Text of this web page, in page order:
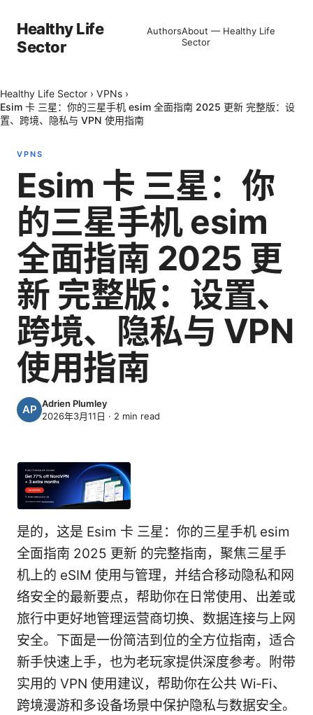
Healthy Life
Sector
AuthorsAbout — Healthy Life
Sector
Healthy Life Sector › VPNs ›
Esim 卡 三星：你的三星手机 esim 全面指南 2025 更新 完整版：设
置、跨境、隐私与 VPN 使用指南
VPNS
Esim 卡 三星：你
的三星手机 esim
全面指南 2025 更
新 完整版：设置、
跨境、隐私与 VPN
使用指南
Adrien Plumley
2026年3月11日 · 2 min read
是的，这是 Esim 卡 三星：你的三星手机 esim
全面指南 2025 更新 的完整指南，聚焦三星手
机上的 eSIM 使用与管理，并结合移动隐私和网
络安全的最新要点，帮助你在日常使用、出差或
旅行中更好地管理运营商切换、数据连接与上网
安全。下面是一份简洁到位的全方位指南，适合
新手快速上手，也为老玩家提供深度参考。附带
实用的 VPN 使用建议，帮助你在公共 Wi‑Fi、
跨境漫游和多设备场景中保护隐私与数据安全。